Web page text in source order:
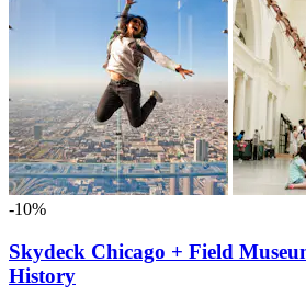
-10%
Skydeck Chicago + Field
History